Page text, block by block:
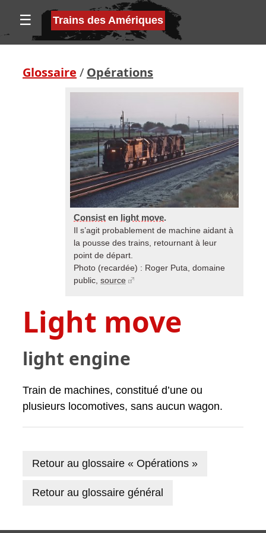
☰ Trains des Amériques
Glossaire / Opérations
Consist en light move.
Il s’agit probablement de machine aidant à
la pousse des trains, retournant à leur
point de départ.
Photo (recardée) : Roger Puta, domaine
public, source
Light move
light engine
Train de machines, constitué d’une ou
plusieurs locomotives, sans aucun wagon.
Retour au glossaire « Opérations »
Retour au glossaire général